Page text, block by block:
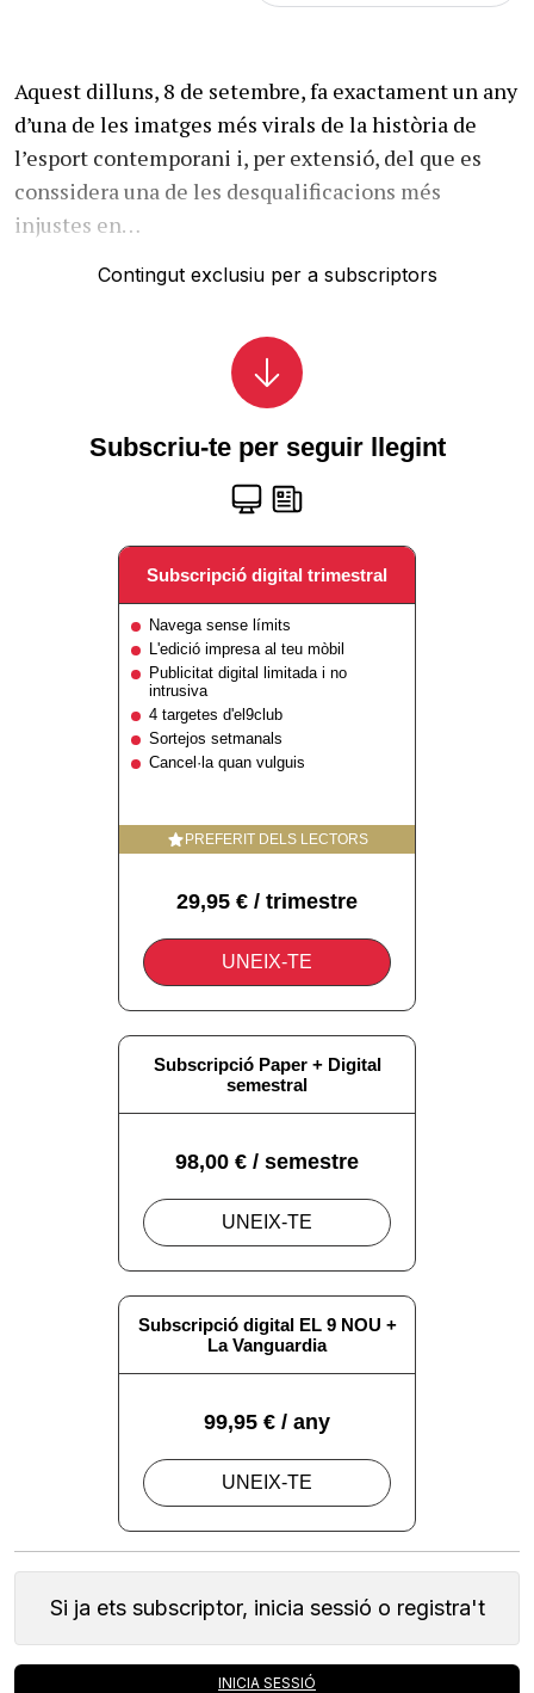
Aquest dilluns, 8 de setembre, fa exactament un any
d’una de les imatges més virals de la història de
l’esport contemporani i, per extensió, del que es
conssidera una de les desqualificacions més
injustes en…
Contingut exclusiu per a subscriptors
Si ja ets subscriptor, inicia sessió o registra't
INICIA SESSIÓ